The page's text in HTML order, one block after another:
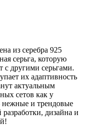
из серебра 925
серьга, которую
с другими серьгами.
их адаптивность
актуальным
сетов как у
и трендовые
дизайна и